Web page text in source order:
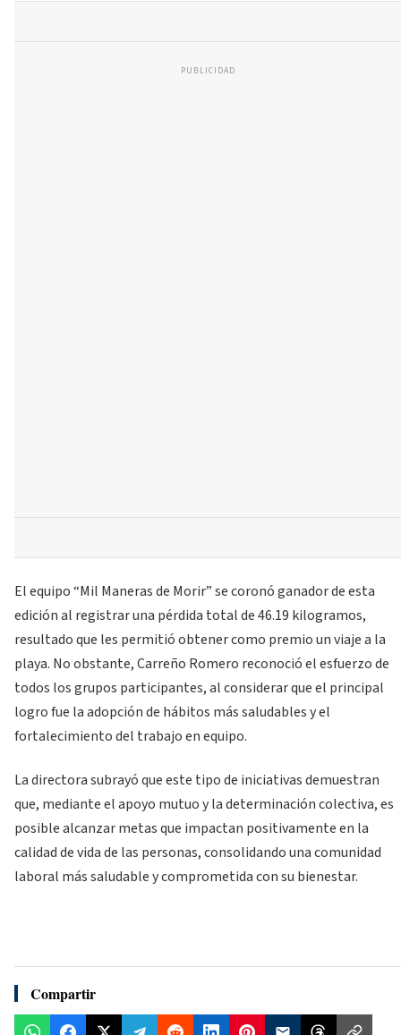
PUBLICIDAD
El equipo “Mil Maneras de Morir” se coronó ganador de esta
edición al registrar una pérdida total de 46.19 kilogramos,
resultado que les permitió obtener como premio un viaje a la
playa. No obstante, Carreño Romero reconoció el esfuerzo de
todos los grupos participantes, al considerar que el principal
logro fue la adopción de hábitos más saludables y el
fortalecimiento del trabajo en equipo.
La directora subrayó que este tipo de iniciativas demuestran
que, mediante el apoyo mutuo y la determinación colectiva, es
posible alcanzar metas que impactan positivamente en la
calidad de vida de las personas, consolidando una comunidad
laboral más saludable y comprometida con su bienestar.
Compartir